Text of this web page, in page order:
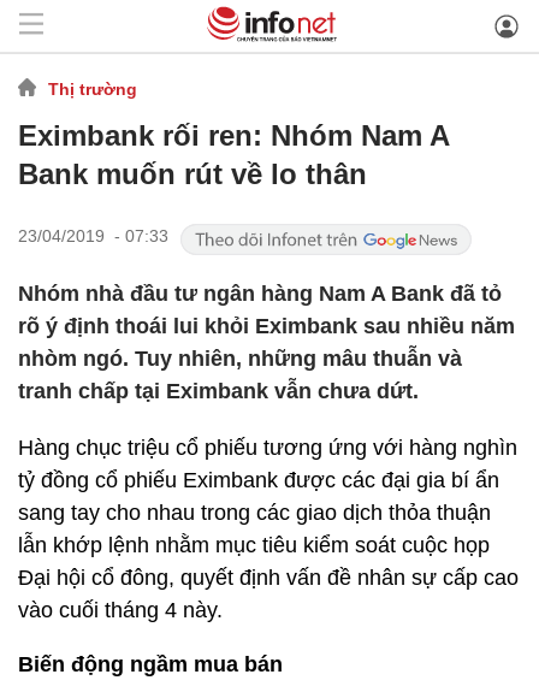
Thị trường
Eximbank rối ren: Nhóm Nam A
Bank muốn rút về lo thân
23/04/2019 - 07:33
Nhóm nhà đầu tư ngân hàng Nam A Bank đã tỏ
rõ ý định thoái lui khỏi Eximbank sau nhiều năm
nhòm ngó. Tuy nhiên, những mâu thuẫn và
tranh chấp tại Eximbank vẫn chưa dứt.
Hàng chục triệu cổ phiếu tương ứng với hàng nghìn
tỷ đồng cổ phiếu Eximbank được các đại gia bí ẩn
sang tay cho nhau trong các giao dịch thỏa thuận
lẫn khớp lệnh nhằm mục tiêu kiểm soát cuộc họp
Đại hội cổ đông, quyết định vấn đề nhân sự cấp cao
vào cuối tháng 4 này.
Biến động ngầm mua bán